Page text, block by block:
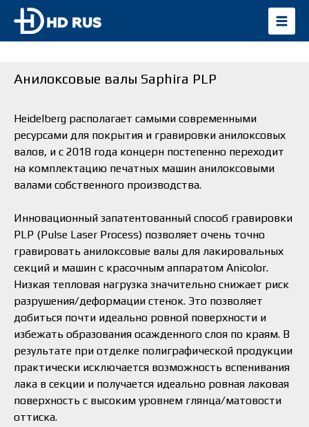
Анилоксовые валы Saphira PLP
Heidelberg располагает самыми современными
ресурсами для покрытия и гравировки анилоксовых
валов, и с 2018 года концерн постепенно переходит
на комплектацию печатных машин анилоксовыми
валами собственного производства.
Инновационный запатентованный способ гравировки
PLP (Pulse Laser Process) позволяет очень точно
гравировать анилоксовые валы для лакировальных
секций и машин с красочным аппаратом Anicolor.
Низкая тепловая нагрузка значительно снижает риск
разрушения/деформации стенок. Это позволяет
добиться почти идеально ровной поверхности и
избежать образования осажденного слоя по краям. В
результате при отделке полиграфической продукции
практически исключается возможность вспенивания
лака в секции и получается идеально ровная лаковая
поверхность с высоким уровнем глянца/матовости
оттиска.